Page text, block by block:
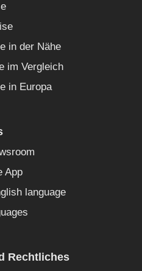
in der Nähe
im Vergleich
in Europa
App
language
Rechtliches